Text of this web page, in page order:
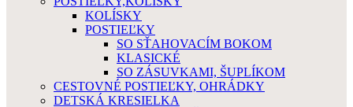
KOLÍSKY
POSTIEĽKY
SO SŤAHOVACÍM BOKOM
KLASICKÉ
SO ZÁSUVKAMI, ŠUPLÍKOM
CESTOVNÉ POSTIEĽKY, OHRÁDKY
DETSKÁ KRESIELKA